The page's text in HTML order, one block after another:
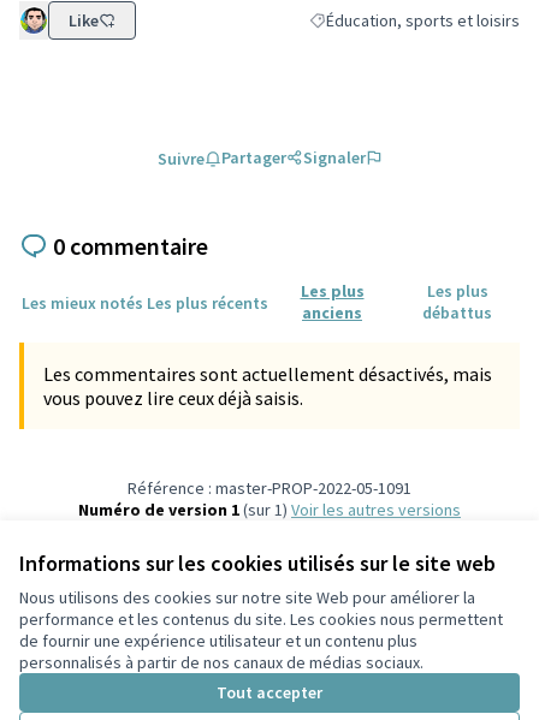
Informations sur les cookies utilisés sur le site web
Nous utilisons des cookies sur notre site Web pour améliorer la
performance et les contenus du site. Les cookies nous permettent
de fournir une expérience utilisateur et un contenu plus
personnalisés à partir de nos canaux de médias sociaux.
Tout accepter
Like Filtrer les résultats de la
Éducation, sports et loisirs
Suivre Partager Signaler
0 commentaire
Les mieux notés Les plus récents
Les plus
anciens
Les plus
débattus
Les commentaires sont actuellement désactivés, mais
vous pouvez lire ceux déjà saisis.
Référence : master-PROP-2022-05-1091
Numéro de version 1(sur 1)
voir les autres versions
Conditions d'utilisation
Paramètres des cookies
Participez Villeurbanne sur X
(Lien externe)
Participez Villeurbanne sur Facebook
Participez Villeurbanne sur Instagram
Participez Villeurbanne sur YouTube
(Lien externe)